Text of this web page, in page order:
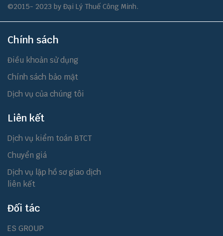
©2015- 2023 by Đại Lý Thuế Công Minh.
Chính sách
Điều khoản sử dụng
Chính sách bảo mật
Dịch vụ của chúng tôi
Liên kết
Dịch vụ kiểm toán BTCT
Chuyển giá
Dịch vụ lập hồ sơ giao dịch
liên kết
Đối tác
ES GROUP